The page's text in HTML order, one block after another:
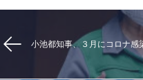
小池都知事、３月にコロナ感